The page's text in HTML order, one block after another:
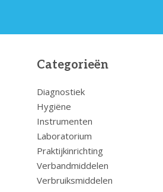
Categorieën
Diagnostiek
Hygiëne
Instrumenten
Laboratorium
Praktijkinrichting
Verbandmiddelen
Verbruiksmiddelen